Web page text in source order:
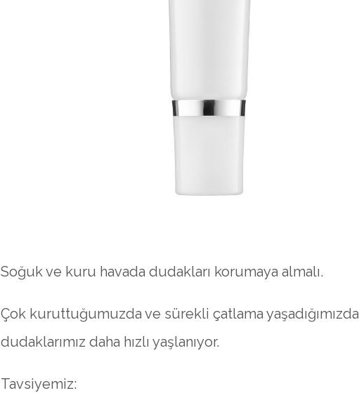
Soğuk ve kuru havada dudakları korumaya almalı.
Çok kuruttuğumuzda ve sürekli çatlama yaşadığımızda
dudaklarımız daha hızlı yaşlanıyor.
Tavsiyemiz: